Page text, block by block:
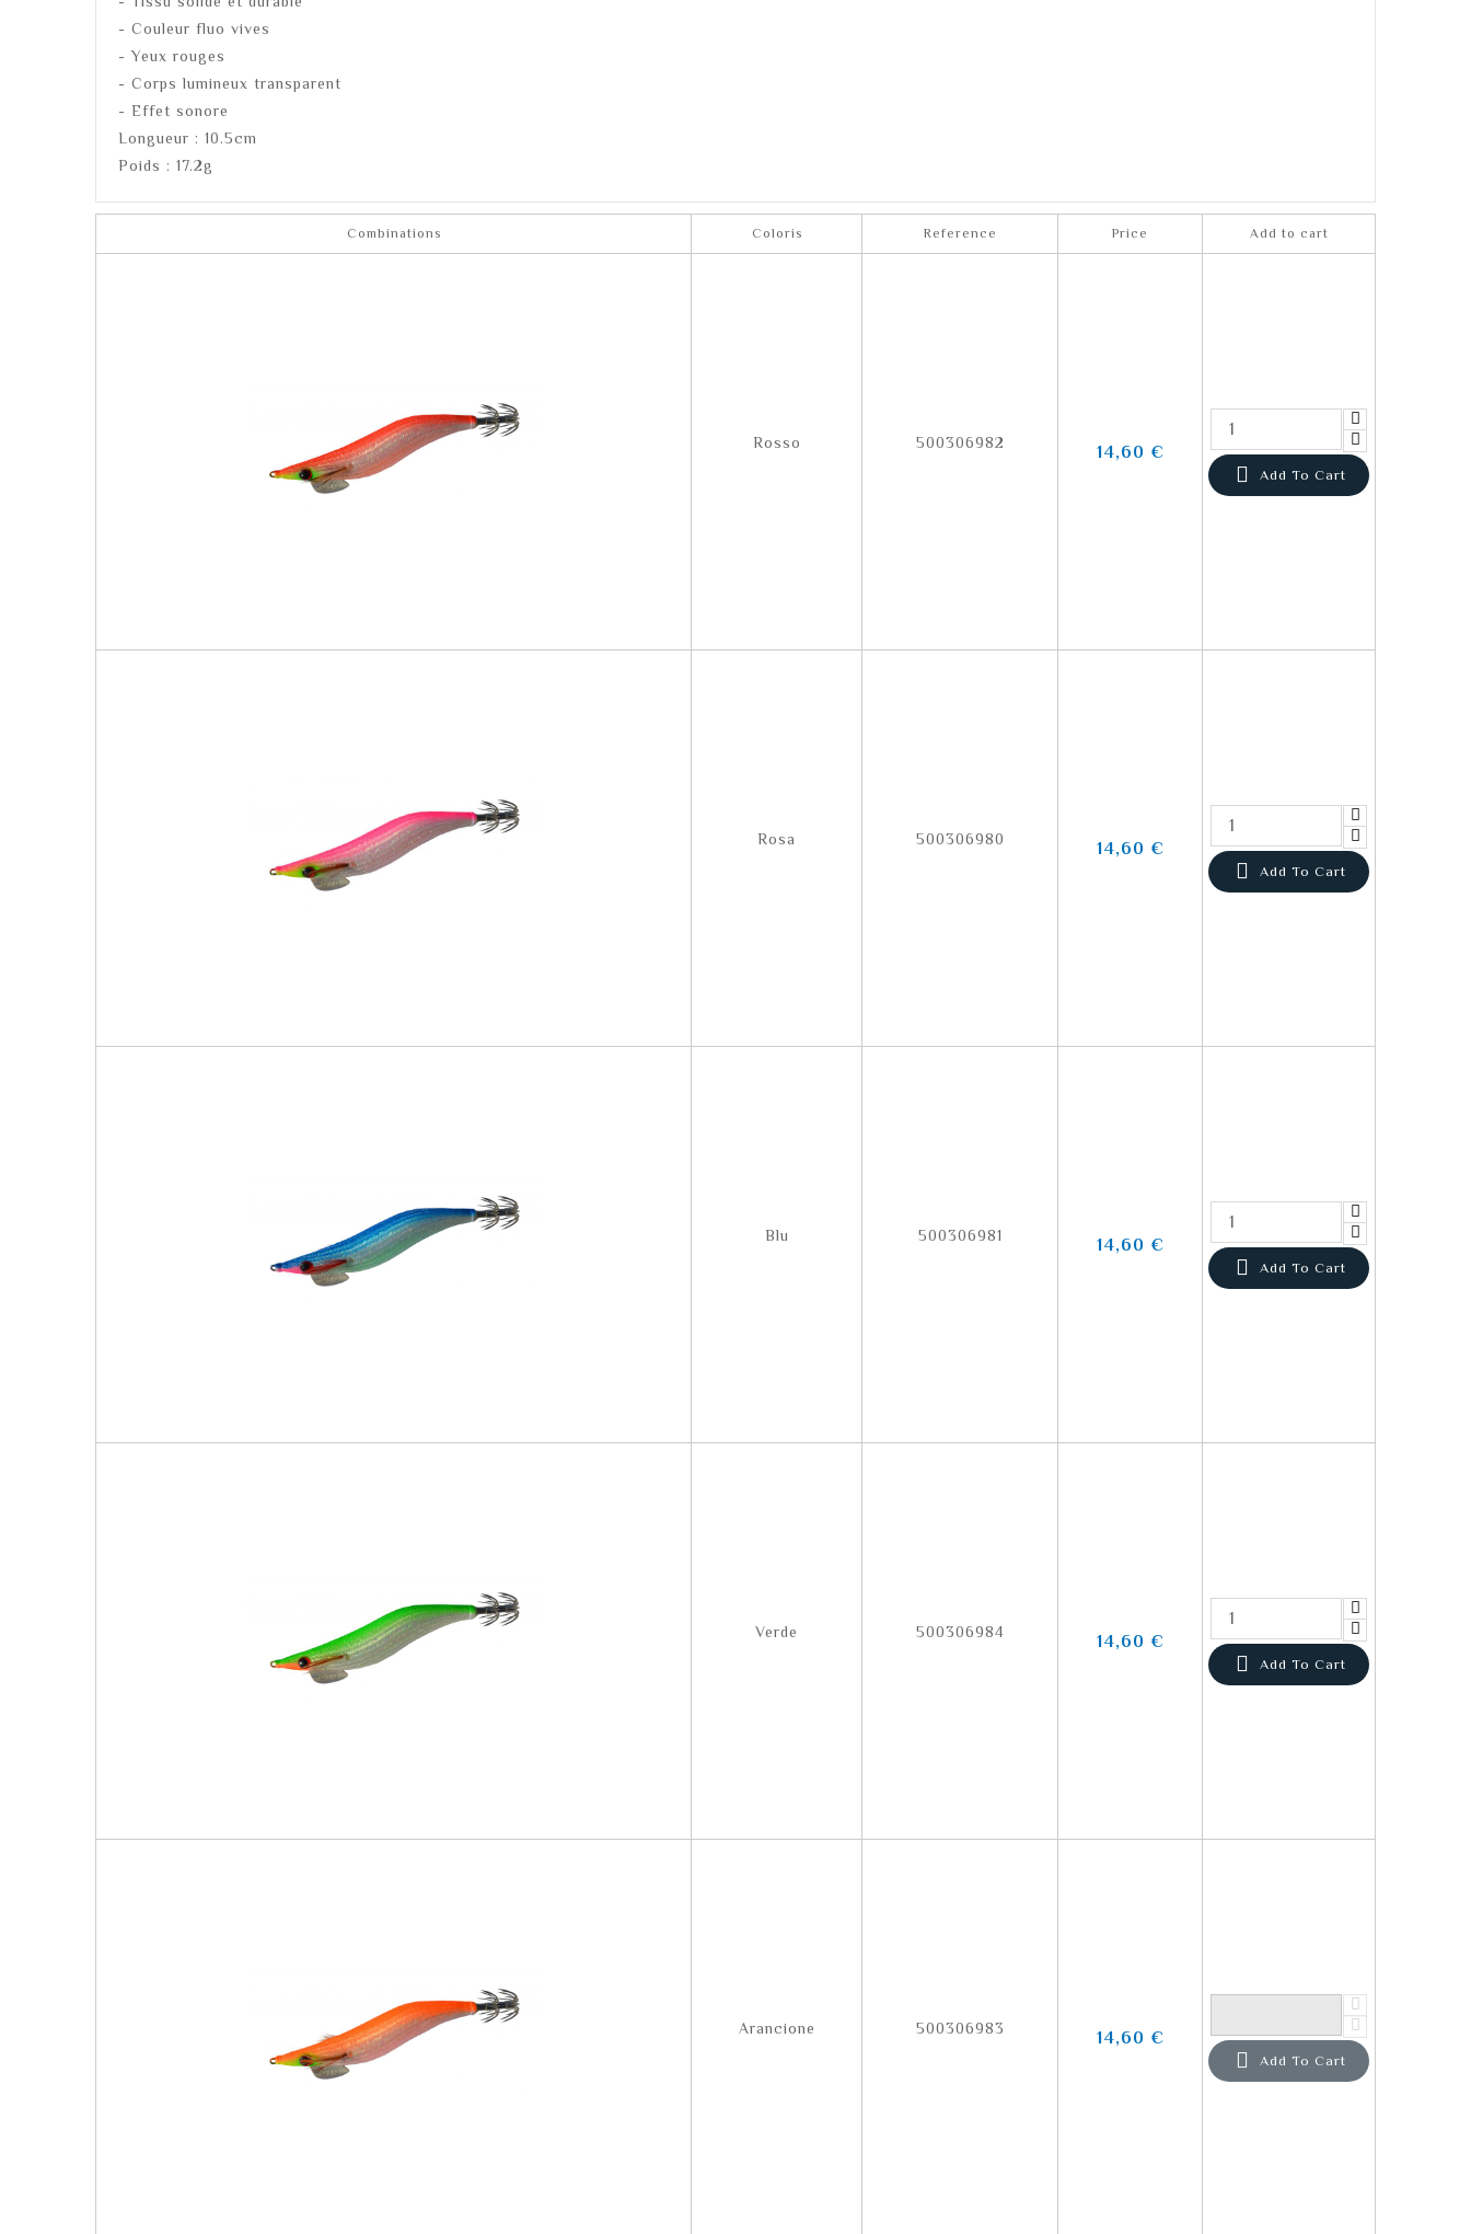
- Couleur fluo vives
- Yeux rouges
- Corps lumineux transparent
- Effet sonore
Longueur : 10.5cm
Poids : 17.2g
Combinations Coloris Reference Price Add to cart
Rosso 500306982 14,60 €
 Add To Cart
Rosa 500306980 14,60 €
 Add To Cart
Blu 500306981 14,60 €
 Add To Cart
Verde 500306984 14,60 €
 Add To Cart
Arancione 500306983 14,60 €
 Add To Cart